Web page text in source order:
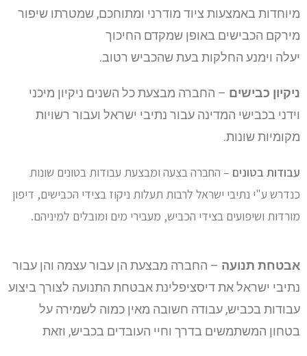
מיוחדות באמצעות ציוד מודרני ומתוחכם, שמטרתו שיפור
מירקם הכבישים באופן שמקדם החיכוך
יעלה וימנע החלקות בעת שהכביש רטוב.
ניקיון כבישים – החברה מבצעת כל השנים ניקיון מיכני
וידני בכבישי המדינה עבור נתיבי ישראל ועבור רשויות
מקומיות שונות.
עבודות בטונים – החברה בצעה ומבצעת עבודות בטונים שונות
כנדרש ע"י נתיבי ישראל לרבות תעלות ניקוז בצידי הכבישים, דיפון
מורדות ושיפועים בצידי הכביש, מעבירי מים ומובלים למיניהם.
אבטחת תנועה – החברה מבצעת הן עבור עצמה והן עבור
נתיבי ישראל את דיסציפלינת אבטחת התנועה לצורך ביצוע
עבודות בכביש, עבודה חשובה מאין כמוה לשמירה על
בטחון המשתמשים בדרך וחיי העובדים בכביש, וזאת